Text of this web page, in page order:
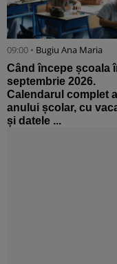
09:00 • Bugiu ⁠Ana Maria
Când începe școala
septembrie 2026.
Calendarul complet al
anului școlar, cu
și datele ...